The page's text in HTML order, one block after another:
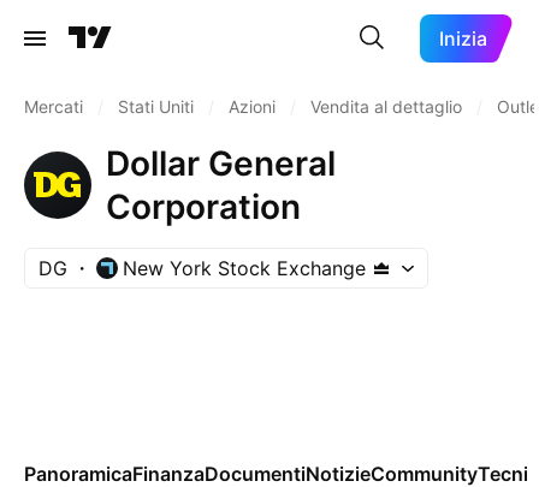
Inizia
Mercati Stati Uniti Azioni Vendita al dettaglio
Dollar General
Corporation
DG New York Stock Exchange
PanoramicaFinanzaDocumentiNotizieCommunity